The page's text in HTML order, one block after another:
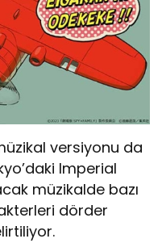
versiyonu da
Imperial
müzikalde bazı
dörder
belirtiliyor.